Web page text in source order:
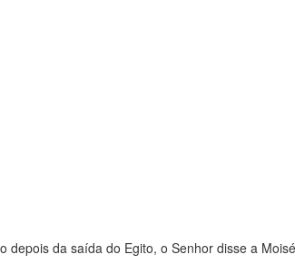
depois da saída do Egito, o Senhor disse a